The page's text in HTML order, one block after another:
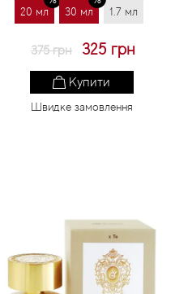
20 мл 30 мл 1.7 мл
375 грн 325 грн
Купити
Швидке замовлення